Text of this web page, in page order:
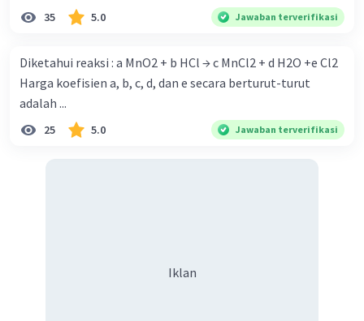
35 5.0 Jawaban terverifikasi
Diketahui reaksi : a MnO2 + b HCl → c MnCl2 + d H2O +e Cl2
Harga koefisien a, b, c, d, dan e secara berturut-turut
adalah ...
25 5.0 Jawaban terverifikasi
Iklan